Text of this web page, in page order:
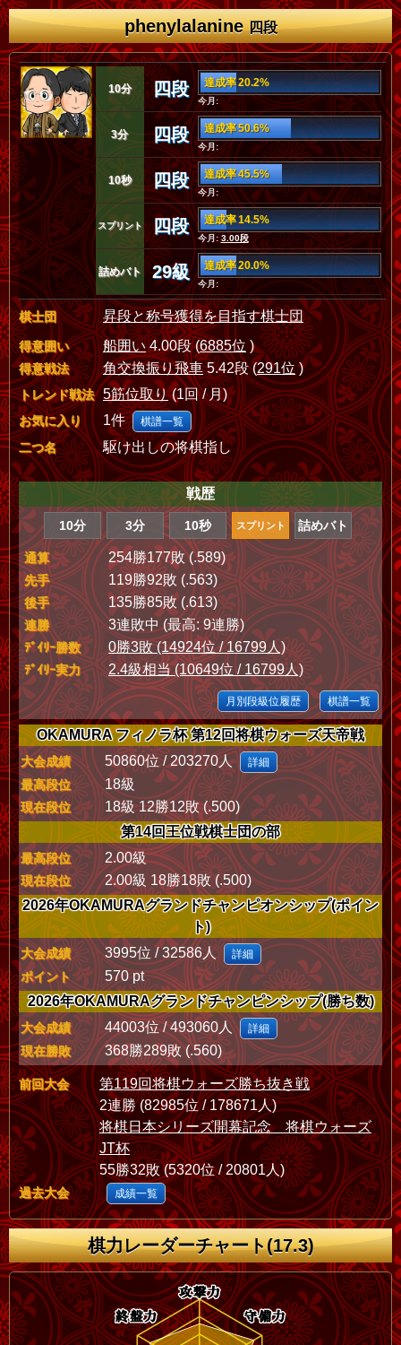
phenylalanine四段
10分 四段 達成率 20.2%
今月:
3分 四段 達成率 50.6%
今月:
10秒 四段 達成率 45.5%
今月:
スプリント 四段 達成率 14.5%
今月:3.00段
詰めバト 29級 達成率 20.0%
今月:
棋士団 昇段と称号獲得を目指す棋士団
得意囲い 船囲い4.00段 (6885位 )
得意戦法 角交換振り飛車5.42段 (291位)
トレンド戦法 5筋位取り(1回 / 月)
お気に入り 1件 棋譜一覧
二つ名 駆け出しの将棋指し
戦歴
10分 3分 10秒 スプリント 詰めバト
通算 254勝177敗 (.589)
先手 119勝92敗 (.563)
後手 135勝85敗 (.613)
連勝 3連敗中 (最高: 9連勝)
ﾃﾞｲﾘｰ勝数 0勝3敗 (14924位 / 16799人)
ﾃﾞｲﾘｰ実力 2.4級相当 (10649位 / 16799人)
月別段級位履歴 棋譜一覧
OKAMURA フィノラ杯 第12回将棋ウォーズ天帝戦
大会成績 50860位 / 203270人 詳細
最高段位 18級
現在段位
18級 12勝12敗 (.500)
第14回王位戦棋士団の部
最高段位 2.00級
現在段位
2.00級 18勝18敗 (.500)
2026年OKAMURAグランドチャンピオンシップ(ポイン
ト)
大会成績 3995位 / 32586人 詳細
ポイント
570 pt
2026年OKAMURAグランドチャンピンシップ(勝ち数)
大会成績 44003位 / 493060人 詳細
現在勝敗 368勝289敗 (.560)
前回大会
第119回将棋ウォーズ勝ち抜き戦
2連勝 (82985位 / 178671人)
将棋日本シリーズ開幕記念 将棋ウォーズ
JT杯
55勝32敗 (5320位 / 20801人)
過去大会 成績一覧
棋力レーダーチャート(17.3)